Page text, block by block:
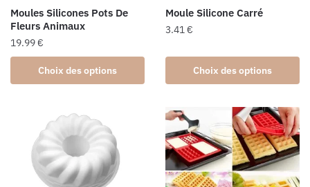
Moules Silicones Pots De
Fleurs Animaux
19.99€
Choix des options
produit
variations.
options
peuvent
Moule Silicone Carré
3.41€
Choix des options
produit
a
variations.
Les
options
peuvent